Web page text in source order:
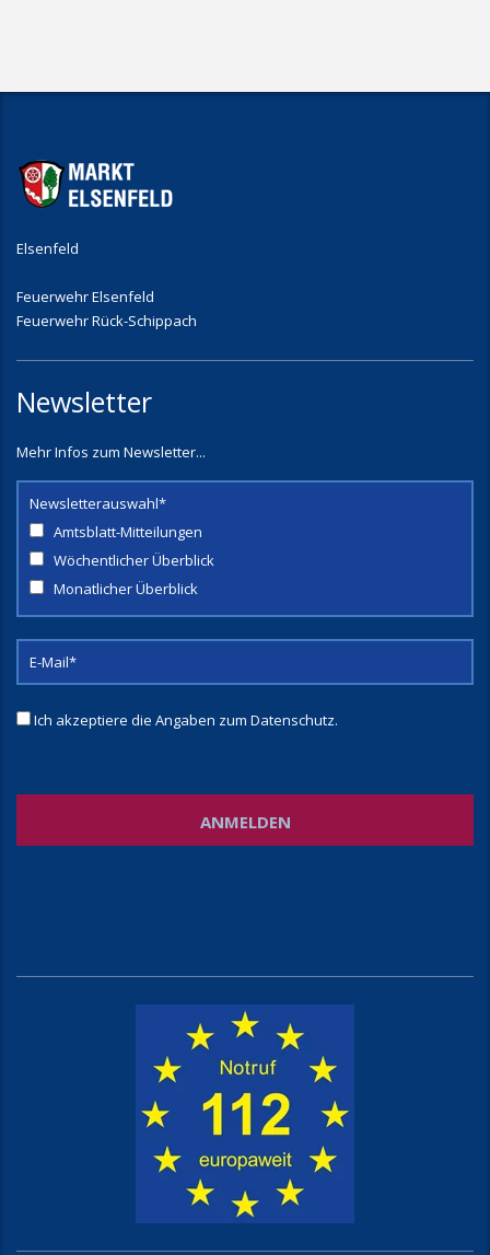
Elsenfeld
Feuerwehr Elsenfeld
Feuerwehr Rück-Schippach
Newsletter
Mehr Infos zum Newsletter...
Newsletterauswahl*
Amtsblatt-Mitteilungen
Wöchentlicher Überblick
Monatlicher Überblick
Ich akzeptiere die Angaben zum Datenschutz.